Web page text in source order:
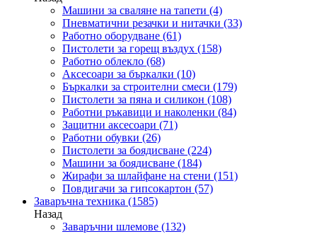
Машини за сваляне на тапети (4)
Пневматични резачки и нитачки (33)
Работно оборудване (61)
Пистолети за горещ въздух (158)
Работно облекло (68)
Аксесоари за бъркалки (10)
Бъркалки за строителни смеси (179)
Пистолети за пяна и силикон (108)
Работни ръкавици и наколенки (84)
Защитни аксесоари (71)
Работни обувки (26)
Пистолети за боядисване (224)
Машини за боядисване (184)
Жирафи за шлайфане на стени (151)
Повдигачи за гипсокартон (57)
Заваръчна техника (1585)
Назад
Заваръчни шлемове (132)